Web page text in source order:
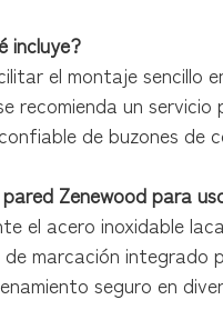
incluye?
el montaje sencillo
recomienda un
de buzones de
Zenewood para
el acero inoxidable
marcación
seguro en